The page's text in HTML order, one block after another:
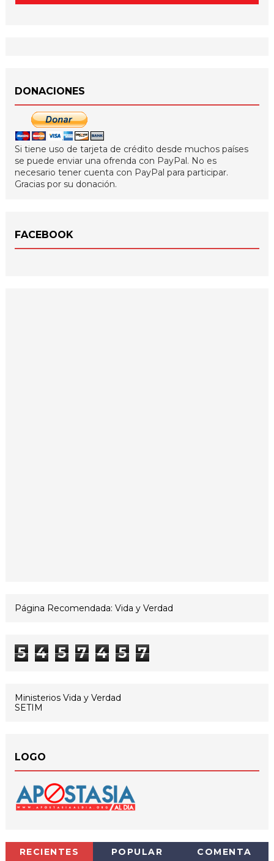
DONACIONES
Si tiene uso de tarjeta de crédito desde muchos países
se puede enviar una ofrenda con PayPal. No es
necesario tener cuenta con PayPal para participar.
Gracias por su donación.
FACEBOOK
Página Recomendada: Vida y Verdad
5 4 5 7 4 5 7
Ministerios Vida y Verdad
SETIM
LOGO
RECIENTES POPULAR COMENTA